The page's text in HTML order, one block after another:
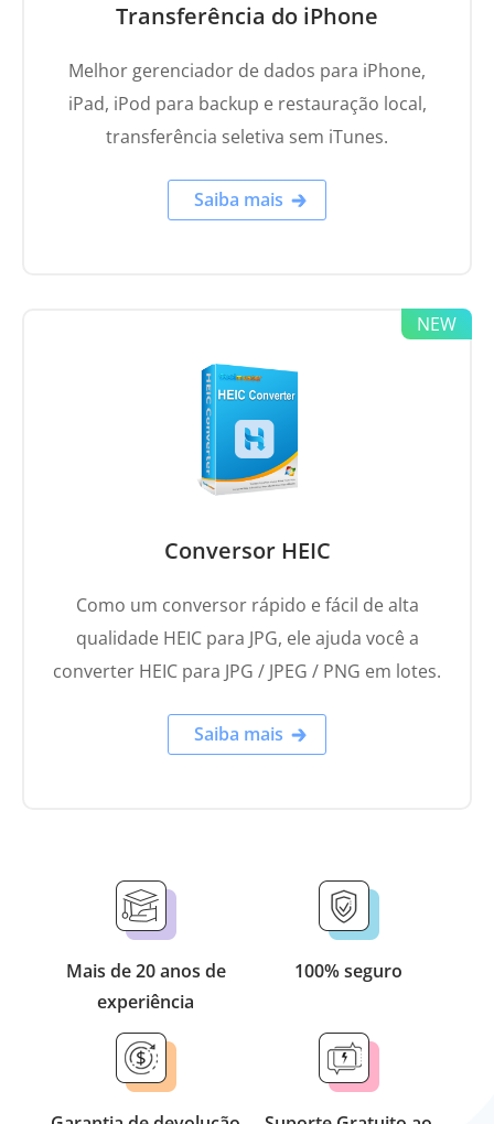
Transferência do iPhone
Melhor gerenciador de dados para iPhone,
iPad, iPod para backup e restauração local,
transferência seletiva sem iTunes.
Saiba mais
Conversor HEIC
Como um conversor rápido e fácil de alta
qualidade HEIC para JPG, ele ajuda você a
converter HEIC para JPG / JPEG / PNG em lotes.
Saiba mais
Mais de 20 anos de
experiência
100% seguro